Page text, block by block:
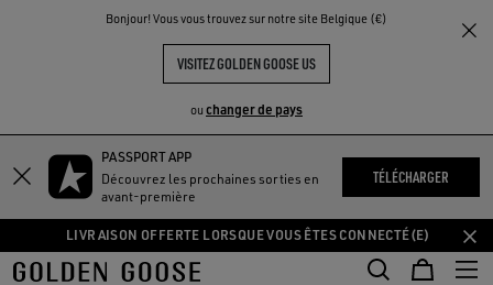
Bonjour! Vous vous trouvez sur notre site Belgique (€)
VISITEZ GOLDEN GOOSE US
ou changer de pays
Aller
au
contenu
principal
Aller
au
contenu
pied
PASSPORT APP
Découvrez les prochaines sorties en
avant-première
TÉLÉCHARGER
LIVRAISON OFFERTE LORSQUE VOUS ÊTES CONNECTÉ(E)
THE
COMMUNITY